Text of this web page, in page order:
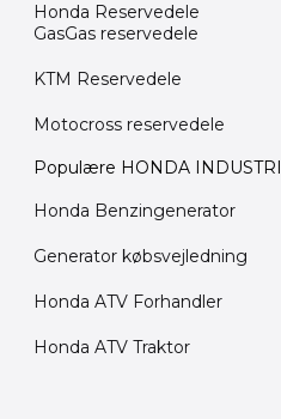
Honda Reservedele
GasGas reservedele
KTM Reservedele
Motocross reservedele
Populære HONDA INDUSTRI
Honda Benzingenerator
Generator købsvejledning
Honda ATV Forhandler
Honda ATV Traktor